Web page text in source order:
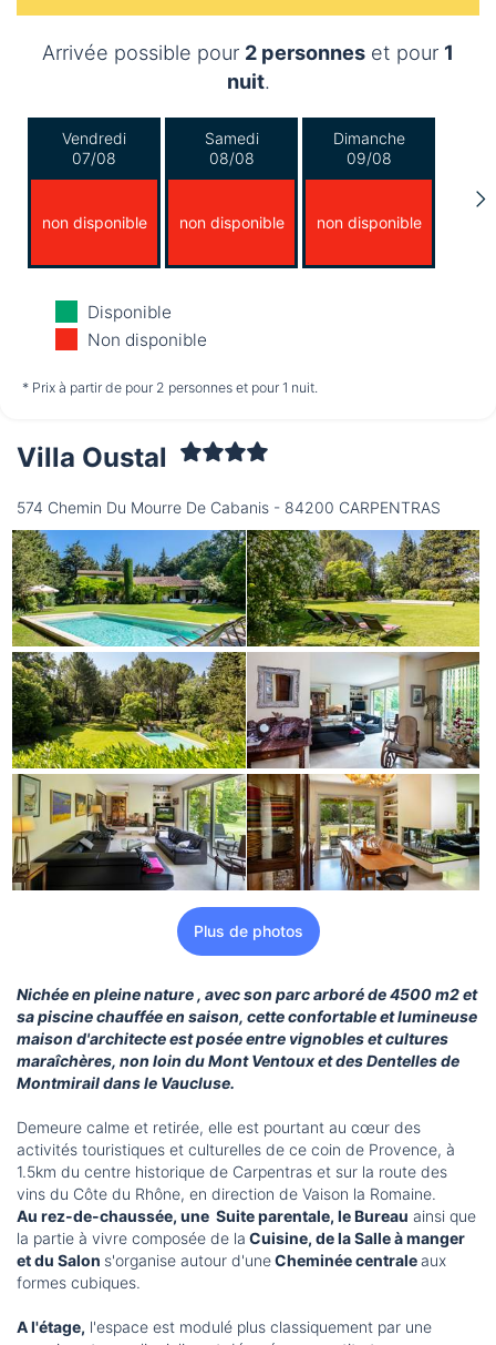
Arrivée possible pour 2 personnes et pour 1
nuit.
Vendredi
07/08
non disponible
Samedi
08/08
non disponible
Dimanche
09/08
non disponible
Lundi
10/08
non disponible non disponible
Jeudi
non disponible
Disponible
Non disponible
* Prix à partir de pour 2 personnes et pour 1 nuit.
Villa Oustal
574 Chemin Du Mourre De Cabanis - 84200 CARPENTRAS
Plus de photos
Nichée en pleine nature , avec son parc arboré de 4500 m2 et
sa piscine chauffée en saison, cette confortable et lumineuse
maison d'architecte est posée entre vignobles et cultures
maraîchères, non loin du Mont Ventoux et des Dentelles de
Montmirail dans le Vaucluse.
Demeure calme et retirée, elle est pourtant au cœur des
activités touristiques et culturelles de ce coin de Provence, à
1.5km du centre historique de Carpentras et sur la route des
vins du Côte du Rhône, en direction de Vaison la Romaine.
Au rez-de-chaussée, une Suite parentale, le Bureau ainsi que
la partie à vivre composée de la Cuisine, de la Salle à manger
et du Salon s'organise autour d'uneCheminée centraleaux
formes cubiques.
A l'étage, l'espace est modulé plus classiquement par une